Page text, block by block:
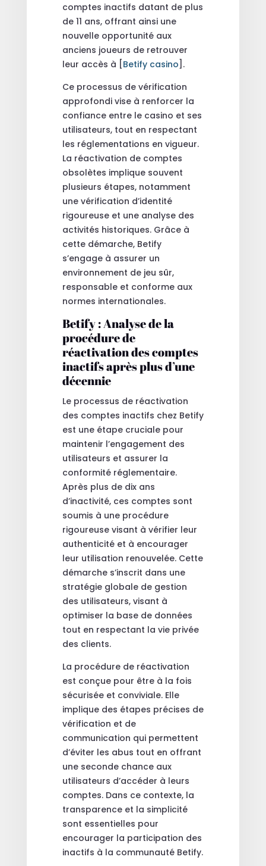
comptes inactifs datant de plus
de 11 ans, offrant ainsi une
nouvelle opportunité aux
anciens joueurs de retrouver
leur accès à [Betify casino].
Ce processus de vérification
approfondi vise à renforcer la
confiance entre le casino et ses
utilisateurs, tout en respectant
les réglementations en vigueur.
La réactivation de comptes
obsolètes implique souvent
plusieurs étapes, notamment
une vérification d’identité
rigoureuse et une analyse des
activités historiques. Grâce à
cette démarche, Betify
s’engage à assurer un
environnement de jeu sûr,
responsable et conforme aux
normes internationales.
Betify : Analyse de la
procédure de
réactivation des comptes
inactifs après plus d’une
décennie
Le processus de réactivation
des comptes inactifs chez Betify
est une étape cruciale pour
maintenir l’engagement des
utilisateurs et assurer la
conformité réglementaire.
Après plus de dix ans
d’inactivité, ces comptes sont
soumis à une procédure
rigoureuse visant à vérifier leur
authenticité et à encourager
leur utilisation renouvelée. Cette
démarche s’inscrit dans une
stratégie globale de gestion
des utilisateurs, visant à
optimiser la base de données
tout en respectant la vie privée
des clients.
La procédure de réactivation
est conçue pour être à la fois
sécurisée et conviviale. Elle
implique des étapes précises de
vérification et de
communication qui permettent
d’éviter les abus tout en offrant
une seconde chance aux
utilisateurs d’accéder à leurs
comptes. Dans ce contexte, la
transparence et la simplicité
sont essentielles pour
encourager la participation des
inactifs à la communauté Betify.